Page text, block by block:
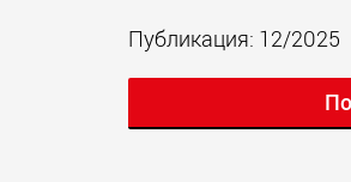
Публикация: 12/2025